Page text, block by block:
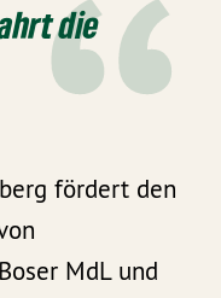
die
fördert den
MdL und